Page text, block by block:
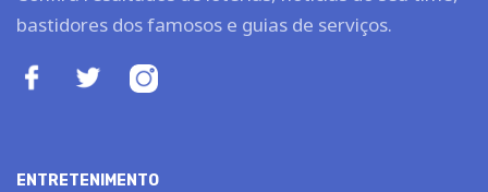
bastidores dos famosos e guias de serviços.
ENTRETENIMENTO